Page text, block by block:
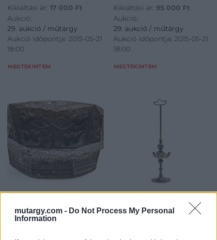
mutargy.com - Do Not Process My Personal
Information
Kikiáltási ár: 17 000 Ft
Aukció:
29. aukció / műtárgy
Aukció időpontja: 2015-05-21
18:00
MEGTEKINTEM
Kikiáltási ár: 95 000 Ft
Aukció:
29. aukció / műtárgy
Aukció időpontja: 2015-05-21
18:00
MEGTEKINTEM
723. tétel,
703. tétel, Olajlámpás